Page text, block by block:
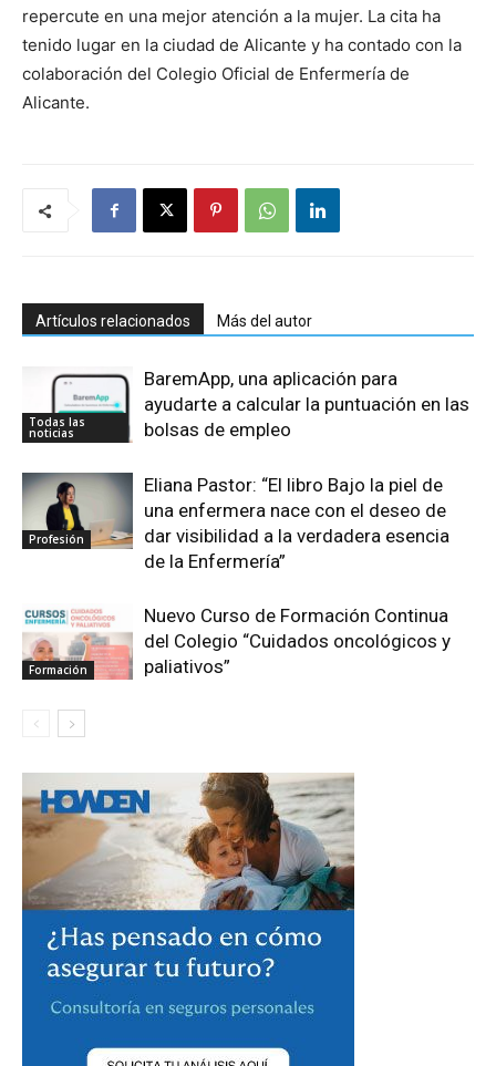
repercute en una mejor atención a la mujer. La cita ha
tenido lugar en la ciudad de Alicante y ha contado con la
colaboración del Colegio Oficial de Enfermería de
Alicante.
Artículos relacionados Más del autor
Todas las
noticias
BaremApp, una aplicación para
ayudarte a calcular la puntuación en las
bolsas de empleo
Profesión
Eliana Pastor: “El libro Bajo la piel de
una enfermera nace con el deseo de
dar visibilidad a la verdadera esencia
de la Enfermería”
Formación
Nuevo Curso de Formación Continua
del Colegio “Cuidados oncológicos y
paliativos”